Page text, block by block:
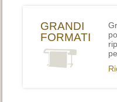
GRANDI
FORMATI